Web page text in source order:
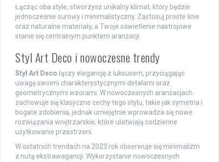
Łącząc oba style, stworzysz unikalny klimat, który będzie
jednocześnie surowy i minimalistyczny. Zastosuj proste linie
oraz naturalne materiały, a Twoje oświetlenie nastrojowe
stanie się centralnym punktem aranżacji.
Styl Art Deco i nowoczesne trendy
Styl Art Deco łączy elegancję z luksusem, przyciągając
uwagę swoimi charakterystycznymi detalami oraz
geometrycznymi wzorami. W nowoczesnych aranżacjach
zachowuje się klasyczne cechy tego stylu, takie jak symetria i
bogate zdobienia, jednak umiejętnie wprowadza się nowe
rozwiązania wnętrzarskie, które ułatwiają codzienne
użytkowanie przestrzeni.
W ostatnich trendach na 2023 rok obserwuje się minimalizm
z nutą ekstrawagancji. Wykorzystanie nowoczesnych